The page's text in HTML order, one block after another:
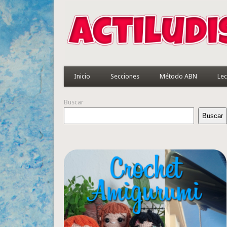
Inicio Secciones Método ABN
Buscar
Buscar